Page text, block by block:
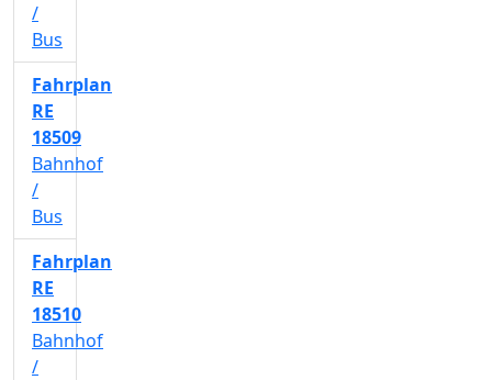
/
Bus
Fahrplan
RE
18509
Bahnhof
/
Bus
Fahrplan
RE
18510
Bahnhof
/